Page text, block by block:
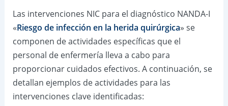
Las intervenciones NIC para el diagnóstico NANDA-I
«Riesgo de infección en la herida quirúrgica» se
componen de actividades específicas que el
personal de enfermería lleva a cabo para
proporcionar cuidados efectivos. A continuación, se
detallan ejemplos de actividades para las
intervenciones clave identificadas: